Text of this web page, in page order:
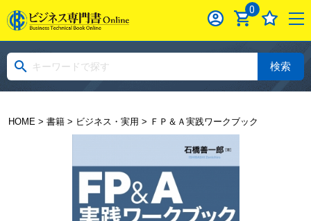
0
検索
HOME> 書籍> ビジネス・実用 > ＦＰ＆Ａ実践ワークブック